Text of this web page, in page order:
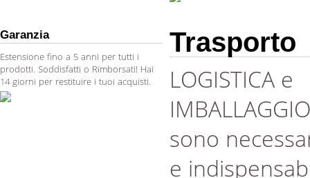
Garanzia
Estensione fino a 5 anni per tutti i
prodotti. Soddisfatti o Rimborsati! Hai
14 giorni per restituire i tuoi acquisti.
Trasporto
LOGISTICA e
IMBALLAGGIO
sono
e